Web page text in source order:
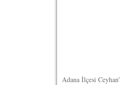
Adana İlçesi